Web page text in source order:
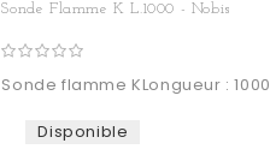
Sonde Flamme K L.1000 - Nobis
Sonde flamme KLongueur : 1000
Disponible